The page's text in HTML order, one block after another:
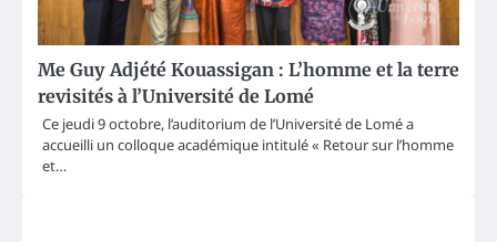
Me Guy Adjété Kouassigan : L’homme et la terre
revisités à l’Université de Lomé
Ce jeudi 9 octobre, l’auditorium de l’Université de Lomé a
accueilli un colloque académique intitulé « Retour sur l’homme
et…